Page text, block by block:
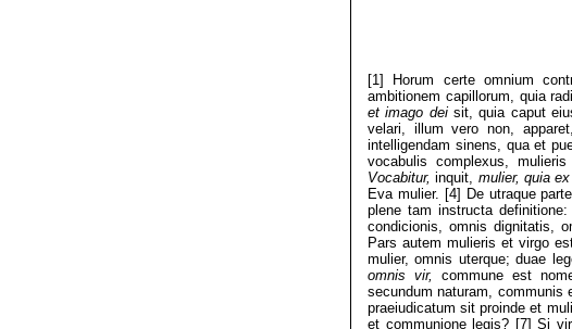
[1] Horum certe omnium
ambitionem capillorum, quia
et imago deisit, quia caput
velari, illum vero non,
intelligendam sinens, qua et
vocabulis complexus,
Vocabitur,inquit, mulier, quia
Eva mulier. [4] De utraque
plene tam instructa definitione:
condicionis, omnis dignitatis,
Pars autem mulieris et virgo
mulier, omnis uterque; duae
omnis vir,commune est
secundum naturam,
praeiudicatum sit proinde et
et communione legis? [7] Si